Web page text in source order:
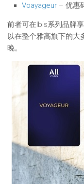
Voayageur – 优惠
前者可在Ibis系列品牌
以在整个雅高旗下的大
晚。